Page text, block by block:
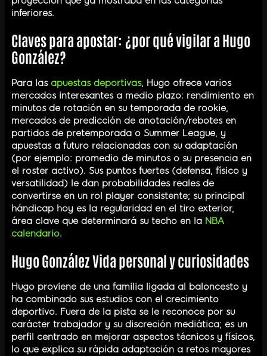
inferiores.
Claves para apostar: ¿por qué vigilar a Hugo
González?
Para las apuestas deportivas, Hugo ofrece varios
mercados interesantes a medio plazo: rendimiento en
minutos de rotación en su temporada de rookie,
mercados de predicción de anotación/rebotes en
partidos de pretemporada o Summer League, y
apuestas a futuro relacionadas con su adaptación
(por ejemplo: promedio de minutos o su presencia en
el roster activo). Sus puntos fuertes (defensa, físico y
versatilidad) le dan probabilidades reales de
convertirse en un rol player consistente; su principal
hándicap hoy es la regularidad en el tiro exterior,
área clave que determinará su techo en la NBA
calendario.
Hugo González Vida personal y curiosidades
Hugo proviene de una familia ligada al baloncesto y
ha combinado sus estudios con el crecimiento
deportivo. Fuera de la pista se le reconoce por su
carácter trabajador y su discreción mediática; es un
perfil centrado en mejorar aspectos técnicos y físicos,
lo que explica su rápida adaptación a retos mayores